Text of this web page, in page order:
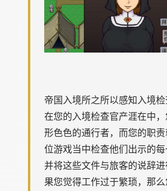
帝国入境所之所以感知入境
在您的入境检查官产涯在中
形色色的通行者，而您的职
位游戏当中检查他们出示的每
并将这些文件与旅客的说辞
果您觉得工作过于繁琐，那